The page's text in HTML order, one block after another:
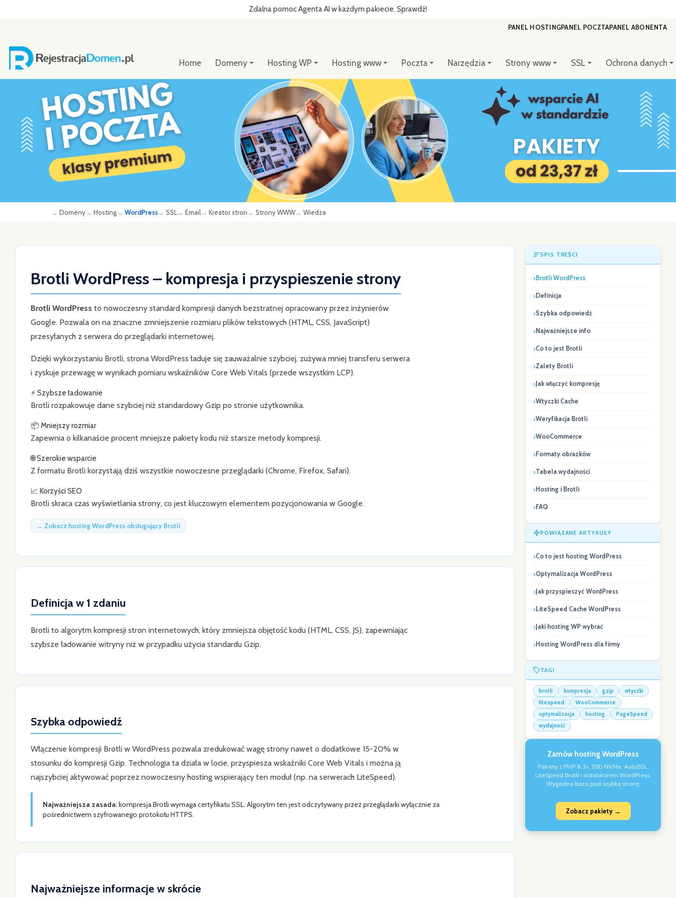
Zdalna pomoc Agenta AI w każdym pakiecie. Sprawdź!
PANEL HOSTINGPANEL POCZTAPANEL ABONENTA
Home Domeny Hosting WP Hosting www Poczta Narzędzia Strony www SSL Ochrona danych
Domeny Hosting WordPress SSL Email Kreator stron Strony WWW Wiedza
Brotli WordPress – kompresja i przyspieszenie strony
Brotli WordPress to nowoczesny standard kompresji danych bezstratnej opracowany przez inżynierów
Google. Pozwala on na znaczne zmniejszenie rozmiaru plików tekstowych (HTML, CSS, JavaScript)
przesyłanych z serwera do przeglądarki internetowej.
Dzięki wykorzystaniu Brotli, strona WordPress ładuje się zauważalnie szybciej, zużywa mniej transferu serwera
i zyskuje przewagę w wynikach pomiaru wskaźników Core Web Vitals (przede wszystkim LCP).
⚡ Szybsze ładowanie
Brotli rozpakowuje dane szybciej niż standardowy Gzip po stronie użytkownika.
📦 Mniejszy rozmiar
Zapewnia o kilkanaście procent mniejsze pakiety kodu niż starsze metody kompresji.
🌐 Szerokie wsparcie
Z formatu Brotli korzystają dziś wszystkie nowoczesne przeglądarki (Chrome, Firefox, Safari).
📈 Korzyści SEO
Brotli skraca czas wyświetlania strony, co jest kluczowym elementem pozycjonowania w Google.
→ Zobacz hosting WordPress obsługujący Brotli
Definicja w 1 zdaniu
Brotli to algorytm kompresji stron internetowych, który zmniejsza objętość kodu (HTML, CSS, JS), zapewniając
szybsze ładowanie witryny niż w przypadku użycia standardu Gzip.
Szybka odpowiedź
Włączenie kompresji Brotli w WordPress pozwala zredukować wagę strony nawet o dodatkowe 15-20% w
stosunku do kompresji Gzip. Technologia ta działa w locie, przyspiesza wskaźniki Core Web Vitals i można ją
najszybciej aktywować poprzez nowoczesny hosting wspierający ten moduł (np. na serwerach LiteSpeed).
Najważniejsza zasada:kompresja Brotli wymaga certyfikatu SSL. Algorytm ten jest odczytywany przez przeglądarki wyłącznie za
pośrednictwem szyfrowanego protokołu HTTPS.
Najważniejsze informacje w skrócie
SPIS TREŚCI
Brotli WordPress
Definicja
Szybka odpowiedź
Najważniejsze info
Co to jest Brotli
Zalety Brotli
Jak włączyć kompresję
Wtyczki Cache
Weryfikacja Brotli
WooCommerce
Formaty obrazków
Tabela wydajności
Hosting i Brotli
FAQ
POWIĄZANE ARTYKUŁY
Co to jest hosting WordPress
Optymalizacja WordPress
Jak przyspieszyć WordPress
LiteSpeed Cache WordPress
Jaki hosting WP wybrać
Hosting WordPress dla firmy
TAGI
brotli kompresja gzip
wtyczki
litespeed
WooCommerce
optymalizacja
hosting
PageSpeed
wydajność
Zamów hosting WordPress
Pakiety z PHP 8.2+, SSD NVMe, AutoSSL,
LiteSpeed Brotli i instalatorem WordPress.
Wygodna baza pod szybką stronę.
Zobacz pakiety →